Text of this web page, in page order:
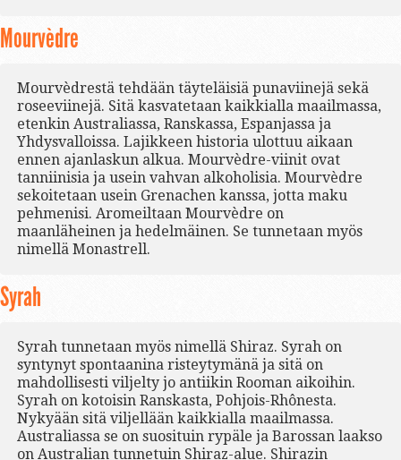
Mourvèdre
Mourvèdrestä tehdään täyteläisiä punaviinejä sekä
roseeviinejä. Sitä kasvatetaan kaikkialla maailmassa,
etenkin Australiassa, Ranskassa, Espanjassa ja
Yhdysvalloissa. Lajikkeen historia ulottuu aikaan
ennen ajanlaskun alkua. Mourvèdre-viinit ovat
tanniinisia ja usein vahvan alkoholisia. Mourvèdre
sekoitetaan usein Grenachen kanssa, jotta maku
pehmenisi. Aromeiltaan Mourvèdre on
maanläheinen ja hedelmäinen. Se tunnetaan myös
nimellä Monastrell.
Syrah
Syrah tunnetaan myös nimellä Shiraz. Syrah on
syntynyt spontaanina risteytymänä ja sitä on
mahdollisesti viljelty jo antiikin Rooman aikoihin.
Syrah on kotoisin Ranskasta, Pohjois-Rhônesta.
Nykyään sitä viljellään kaikkialla maailmassa.
Australiassa se on suosituin rypäle ja Barossan laakso
on Australian tunnetuin Shiraz-alue. Shirazin